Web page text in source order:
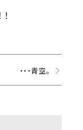
・・・青空。